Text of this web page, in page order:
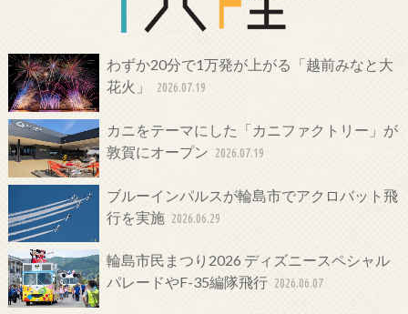
わずか20分で1万発が上がる「越前みなと大
花火」
2026.07.19
カニをテーマにした「カニファクトリー」が
敦賀にオープン 2026.07.19
ブルーインパルスが輪島市でアクロバット飛
行を実施 2026.06.29
輪島市民まつり2026 ディズニースペシャル
パレードやF-35編隊飛行 2026.06.07